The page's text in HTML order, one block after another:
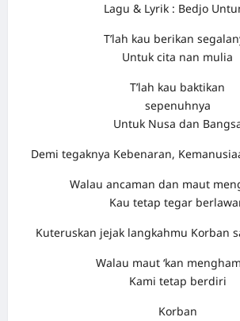
Lagu & Lyrik : Bedjo
T’lah kau berikan
Untuk cita nan mulia
T’lah kau baktikan
sepenuhnya
Untuk Nusa dan
Demi tegaknya Kebenaran,
Walau ancaman dan maut
Kau tetap tegar
Kuteruskan jejak langkahmu Korban
Walau maut ‘kan
Kami tetap berdiri
Korban